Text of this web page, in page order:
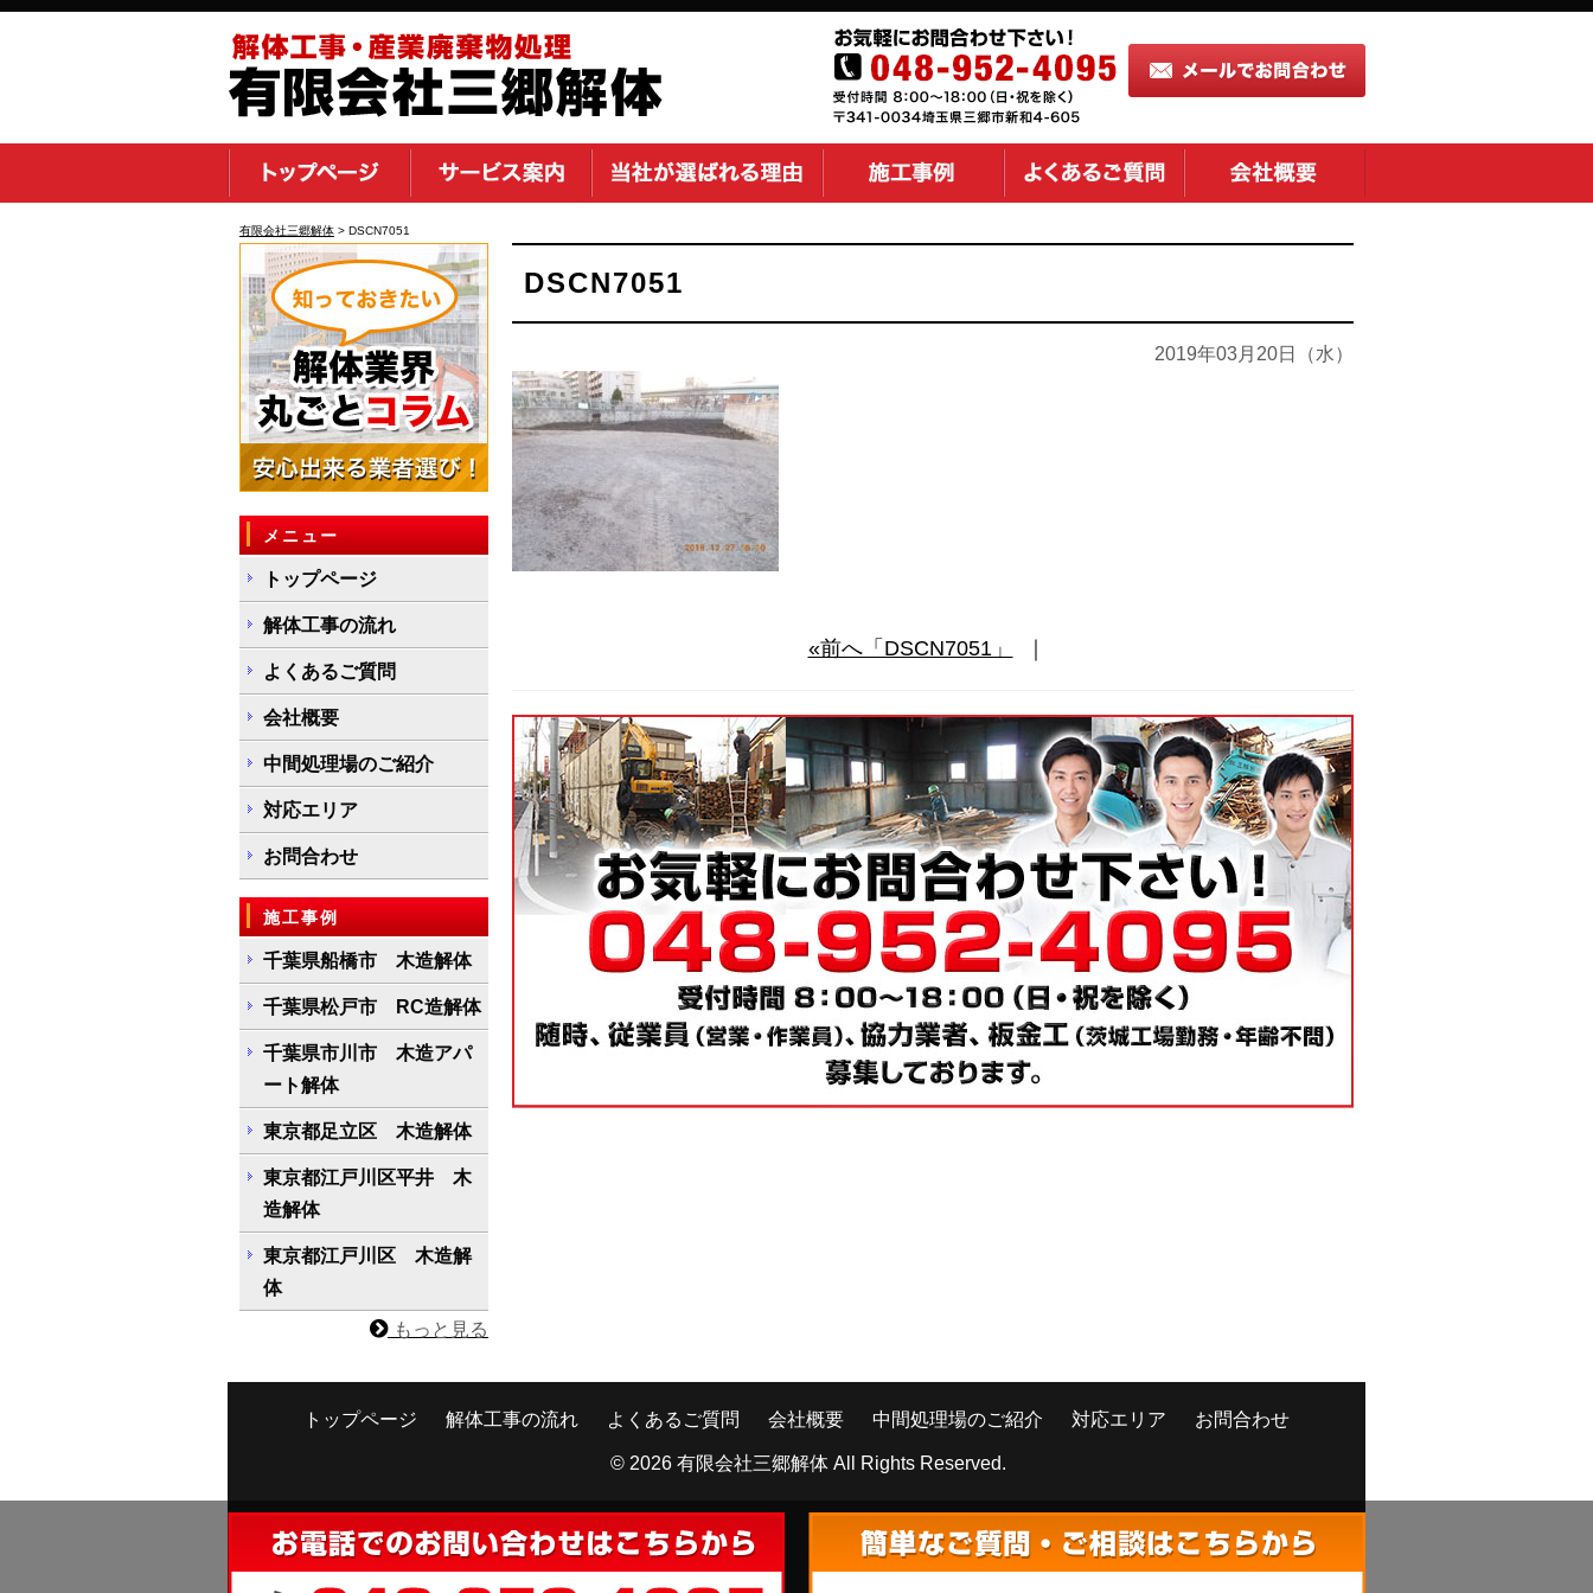
有限会社三郷解体 > DSCN7051
DSCN7051
2019年03月20日（水）
«前へ「DSCN7051」
メニュー
トップページ
解体工事の流れ
よくあるご質問
会社概要
中間処理場のご紹介
対応エリア
お問合わせ
施工事例
千葉県船橋市 木造解体
千葉県松戸市 RC造解体
千葉県市川市 木造アパ
ート解体
東京都足立区 木造解体
東京都江戸川区平井 木
造解体
東京都江戸川区 木造解
体
もっと見る
トップページ 解体工事の流れ よくあるご質問 会社概要 中間処理場のご紹介 対応エリア お問合わせ
© 2026 有限会社三郷解体 All Rights Reserved.